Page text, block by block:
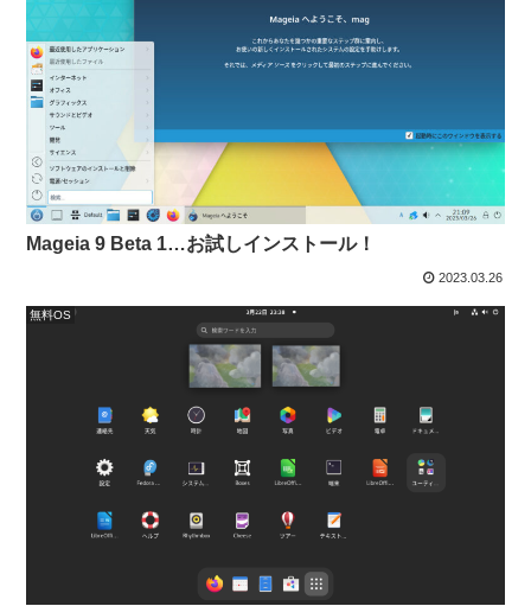
Mageia 9 Beta 1…お試しインストール！
2023.03.26
無料OS